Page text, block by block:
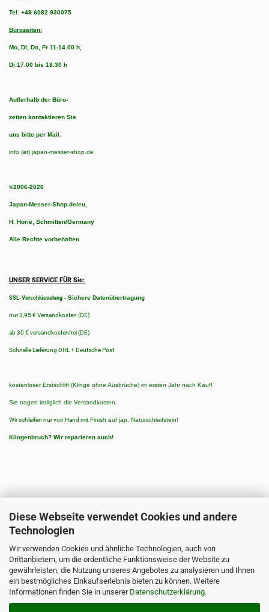
Diese Webseite verwendet Cookies und andere
Technologien
Wir verwenden Cookies und ähnliche Technologien, auch von
Drittanbietern, um die ordentliche Funktionsweise der Website zu
gewährleisten, die Nutzung unseres Angebotes zu analysieren und Ihnen
ein bestmögliches Einkaufserlebnis bieten zu können. Weitere
Informationen finden Sie in unserer Datenschutzerklärung.
Tel. +49 6082 930075
Bürozeiten:
Mo, Di, Do, Fr 11-14.00 h,
Di 17.00 bis 18.30 h
Außerhalb der Büro-
zeiten kontaktieren Sie
uns bitte per Mail.
info (at) japan-messer-shop.de
©2006-2026
Japan-Messer-Shop.de/eu,
H. Horie, Schmitten/Germany
Alle Rechte vorbehalten
UNSER SERVICE FÜR Sie:
SSL-Verschlüsselung - Sichere Datenübertragung
nur 3,95 € Versandkosten (DE)
ab 30 € versandkostenfrei (DE)
Schnelle Lieferung DHL + Deutsche Post
kostenloser Erstschliff (Klinge ohne Ausbrüche) im ersten Jahr nach Kauf!
Sie tragen lediglich die Versandkosten.
Wir schleifen nur von Hand mit Finish auf jap. Naturschleifstein!
Klingenbruch? Wir reparieren auch!
ZAHLUNGSARTEN
Zahlungsarten:
3 % Rabatt bei Vorkasse/Banküberweisung
PayPal